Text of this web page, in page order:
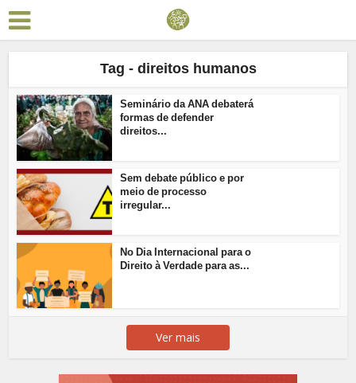
Tag - direitos humanos
Seminário da ANA debaterá
formas de defender
direitos...
Sem debate público e por
meio de processo
irregular...
No Dia Internacional para o
Direito à Verdade para as...
Ver mais